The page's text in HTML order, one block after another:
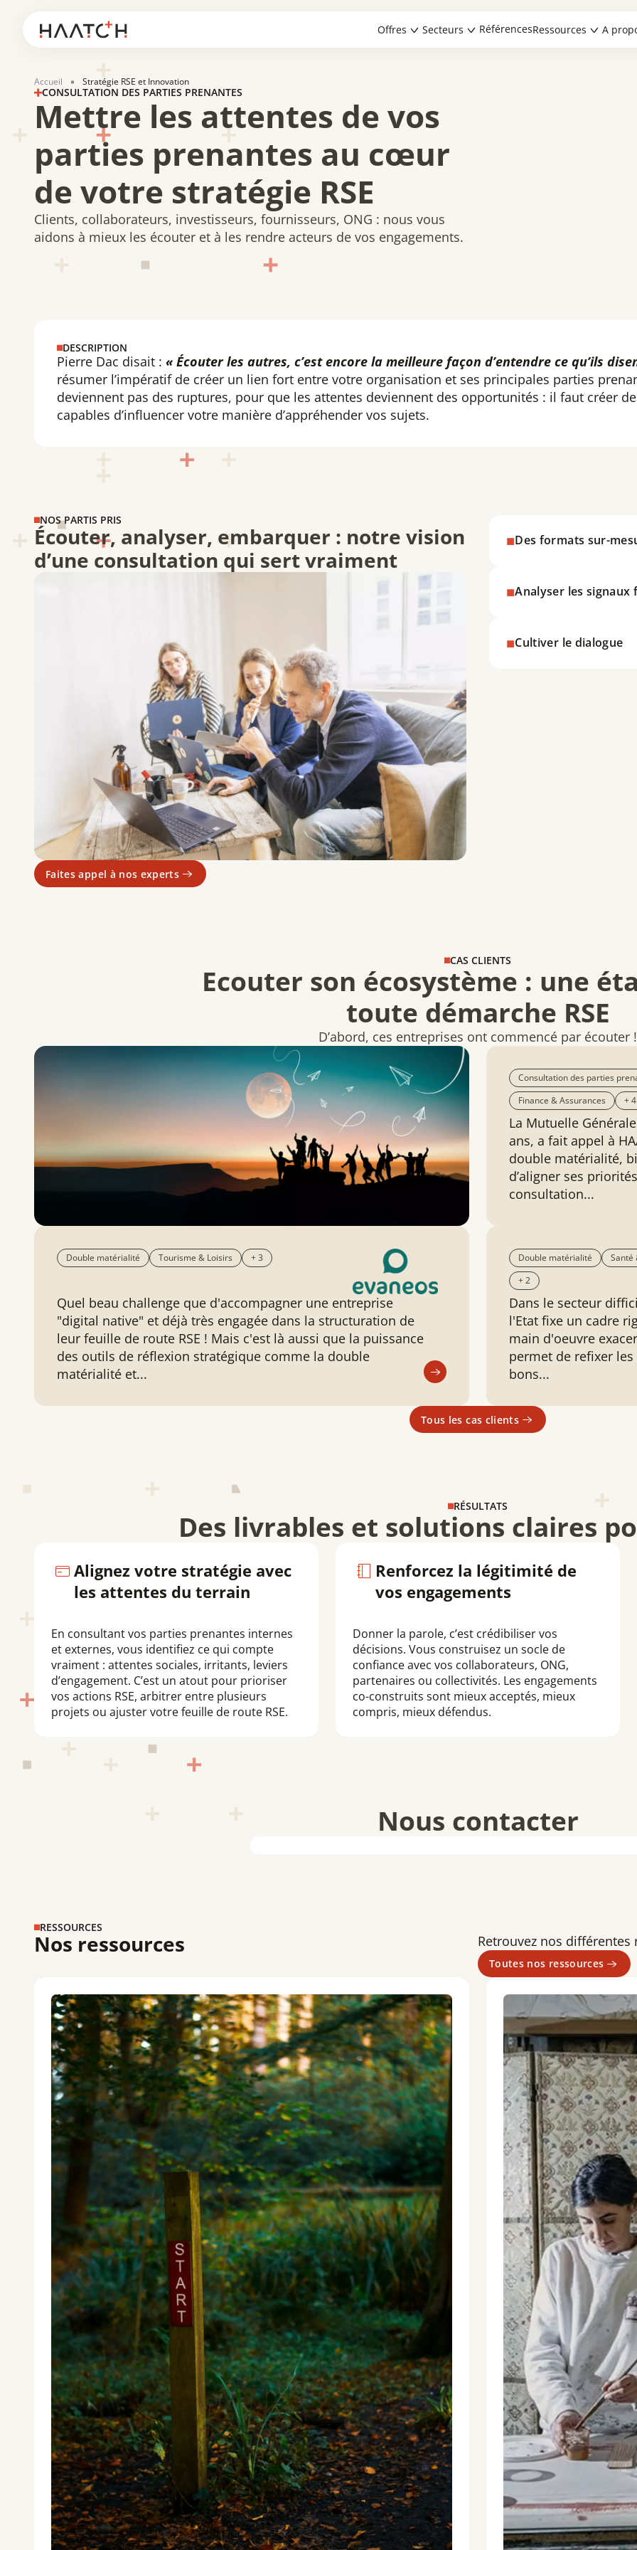
Offres Secteurs RéférencesRessources A
Accueil Stratégie RSE et Innovation
CONSULTATION DES PARTIES PRENANTES
Mettre les attentes de vos
parties prenantes au cœur
de votre stratégie RSE
Clients, collaborateurs, investisseurs, fournisseurs, ONG : nous vous
aidons à mieux les écouter et à les rendre acteurs de vos engagements.
DESCRIPTION
Pierre Dac disait : « Écouter les autres, c’est encore la meilleure façon d’entendre ce qu’ils
résumer l’impératif de créer un lien fort entre votre organisation et ses principales parties
deviennent pas des ruptures, pour que les attentes deviennent des opportunités : il faut créer
capables d’influencer votre manière d’appréhender vos sujets.
NOS PARTIS PRIS
Écouter, analyser, embarquer : notre vision
d’une consultation qui sert vraiment
Faites appel à nos experts
Des formats sur-
Analyser les signaux
opportunités.
Cultiver le dialogue
CAS CLIENTS
Ecouter son écosystème : une
toute démarche RSE
D’abord, ces entreprises ont commencé par écouter !
Double matérialité Tourisme & Loisirs + 3
Quel beau challenge que d'accompagner une entreprise
"digital native" et déjà très engagée dans la structuration de
leur feuille de route RSE ! Mais c'est là aussi que la puissance
des outils de réflexion stratégique comme la double
matérialité et...
Consultation des parties
Finance & Assurances
+ 4
La Mutuelle
ans, a fait appel à
double matérialité,
d’aligner ses
consultation...
Double matérialité
Santé
+ 2
Dans le secteur
l'Etat fixe un cadre
main d'oeuvre
permet de refixer
bons...
Tous les cas clients
RÉSULTATS
Des livrables et solutions claires
Alignez votre stratégie avec
les attentes du terrain
En consultant vos parties prenantes internes
et externes, vous identifiez ce qui compte
vraiment : attentes sociales, irritants, leviers
d’engagement. C’est un atout pour prioriser
vos actions RSE, arbitrer entre plusieurs
projets ou ajuster votre feuille de route RSE.
Renforcez la légitimité de
vos engagements
Donner la parole, c’est crédibiliser vos
décisions. Vous construisez un socle de
confiance avec vos collaborateurs, ONG,
partenaires ou collectivités. Les engagements
co-construits sont mieux acceptés, mieux
compris, mieux défendus.
Nous contacter
RESSOURCES
Nos ressources Retrouvez nos
Toutes nos ressources